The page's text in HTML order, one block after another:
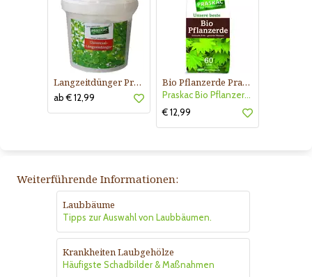
Langzeitdünger Praskac
ab € 12,99
Bio Pflanzerde Praskac
Praskac Bio Pflanzerde
€ 12,99
Weiterführende Informationen:
Laubbäume
Tipps zur Auswahl von Laubbäumen.
Krankheiten Laubgehölze
Häufigste Schadbilder & Maßnahmen